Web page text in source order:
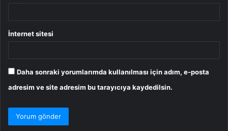
İnternet sitesi
Daha sonraki yorumlarımda kullanılması için adım, e-posta
adresim ve site adresim bu tarayıcıya kaydedilsin.